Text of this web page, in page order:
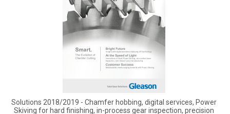
Solutions 2018/2019 - Chamfer hobbing, digital services, Power
Skiving for hard finishing, in-process gear inspection, precision